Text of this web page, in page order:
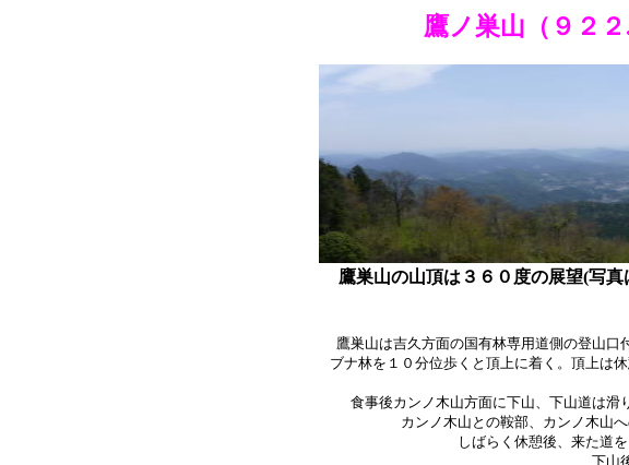
鷹ノ巣山（９２
鷹巣山の山頂は３６０度の展望(写
鷹巣山は吉久方面の国有林専用道側の登山口
ブナ林を１０分位歩くと頂上に着く。頂上は
食事後カンノ木山方面に下山、下山道は滑
カンノ木山との鞍部、カンノ木山
しばらく休憩後、来た道
下山